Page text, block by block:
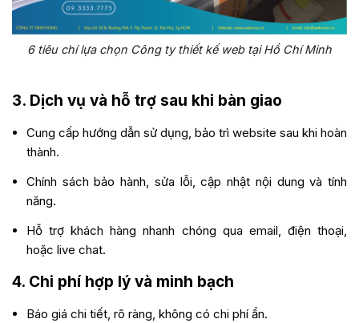
6 tiêu chí lựa chọn Công ty thiết kế web tại Hồ Chí Minh
3. Dịch vụ và hỗ trợ sau khi bàn giao
Cung cấp hướng dẫn sử dụng, bảo trì website sau khi hoàn
thành.
Chính sách bảo hành, sửa lỗi, cập nhật nội dung và tính
năng.
Hỗ trợ khách hàng nhanh chóng qua email, điện thoại,
hoặc live chat.
4. Chi phí hợp lý và minh bạch
Báo giá chi tiết, rõ ràng, không có chi phí ẩn.